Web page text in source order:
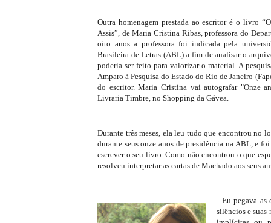
Outra homenagem prestada ao escritor é o livro
Assis”, de Maria Cristina Ribas, professora do
oito anos a professora foi indicada pela
Brasileira de Letras (ABL) a fim de analisar o
poderia ser feito para valorizar o material. A
Amparo à Pesquisa do Estado do Rio de Janeiro
do escritor. Maria Cristina vai autografar "Onze
Livraria Timbre, no Shopping da Gávea.
Durante três meses, ela leu tudo que encontrou no
durante seus onze anos de presidência na ABL, e
escrever o seu livro. Como não encontrou o que
resolveu interpretar as cartas de Machado aos seus
- Eu pegava as
silêncios e suas